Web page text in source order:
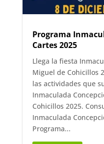
Programa
Cartes 2025
Llega la fiesta
Miguel de Cohicillos
las actividades que
Inmaculada
Cohicillos 2025.
Inmaculada
Programa...